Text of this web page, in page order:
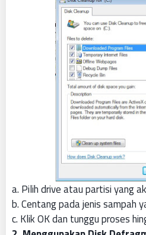
a. Pilih drive atau partisi yang
b. Centang pada jenis sampah
c. Klik OK dan tunggu proses